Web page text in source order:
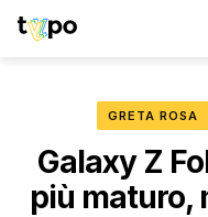
GRETA ROSA
Galaxy Z
più maturo,